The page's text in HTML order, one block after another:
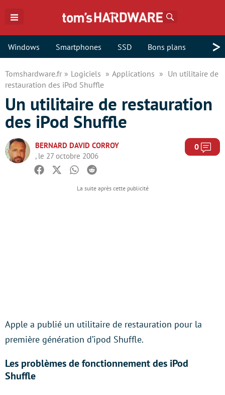
Windows Smartphones SSD Bons plans >
Tomshardware.fr Logiciels Applications
Un utilitaire de
restauration des iPod Shuffle
Un utilitaire de restauration
des iPod Shuffle
BERNARD DAVID CORROY
, le 27 octobre 2006
0
Facebook
TwitterWhatsapp
Reddit
Apple a publié un utilitaire de restauration pour la
première génération d’ipod Shuffle.
Les problèmes de fonctionnement des iPod
Shuffle